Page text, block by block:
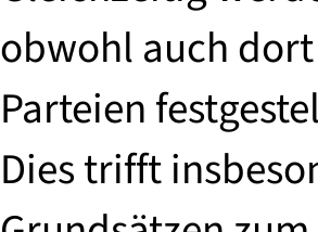
obwohl auch
Parteien
Dies trifft